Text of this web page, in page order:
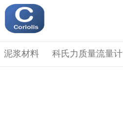
泥浆材料 科氏力质量流量计